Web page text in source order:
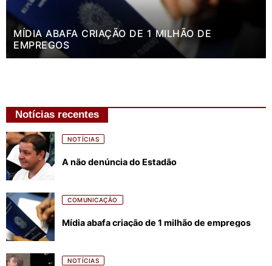
MÍDIA ABAFA CRIAÇÃO DE 1 MILHÃO DE
EMPREGOS
Notícias recentes
NOTÍCIAS
A não denúncia do Estadão
COMUNICAÇÃO
Mídia abafa criação de 1 milhão de empregos
NOTÍCIAS